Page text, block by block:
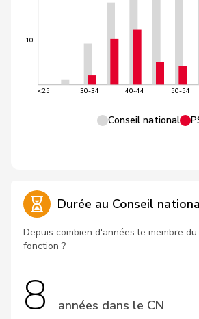
10
<25 30-34 40-44 50-54
Conseil national
Durée au Conseil
Depuis combien d'années le membre
fonction ?
8 années dans le CN